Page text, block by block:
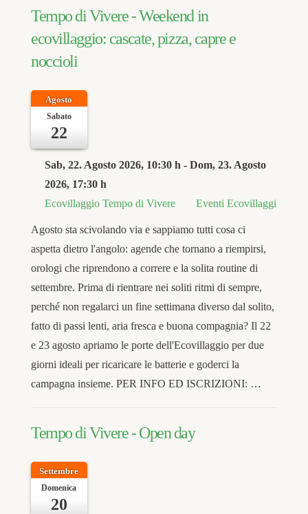
Tempo di Vivere - Weekend in
ecovillaggio: cascate, pizza, capre e
noccioli
Agosto
Sabato
22
Sab, 22. Agosto 2026, 10:30 h - Dom, 23. Agosto
2026, 17:30 h
Ecovillaggio Tempo di Vivere
Eventi Ecovillaggi
Agosto sta scivolando via e sappiamo tutti cosa ci
aspetta dietro l'angolo: agende che tornano a riempirsi,
orologi che riprendono a correre e la solita routine di
settembre. Prima di rientrare nei soliti ritmi di sempre,
perché non regalarci un fine settimana diverso dal solito,
fatto di passi lenti, aria fresca e buona compagnia? Il 22
e 23 agosto apriamo le porte dell'Ecovillaggio per due
giorni ideali per ricaricare le batterie e goderci la
campagna insieme. PER INFO ED ISCRIZIONI: …
Tempo di Vivere - Open day
Settembre
Domenica
20